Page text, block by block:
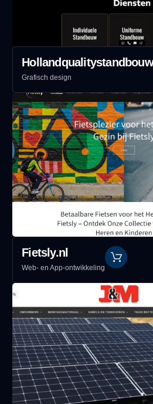
Grafisch design
Fietsly.nl
Web- en App-ontwikkeling